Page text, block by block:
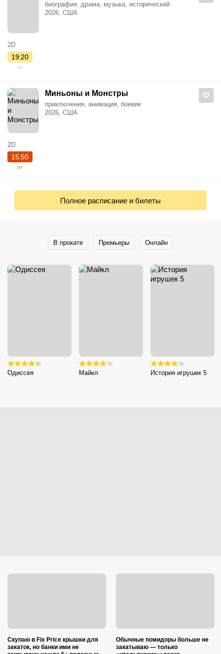
биография, драма, музыка, исторический
2026, США
2D
19:20
от
Миньоны и Монстры
приключения, анимация, боевик
2026, США
2D
15:50
от
Полное расписание и билеты
В прокате Премьеры Онлайн
Одиссея Майкл История игрушек 5
Скупаю в Fix Price крышки для
закаток, но банки ими не
Обычные помидоры больше не
закатываю — только